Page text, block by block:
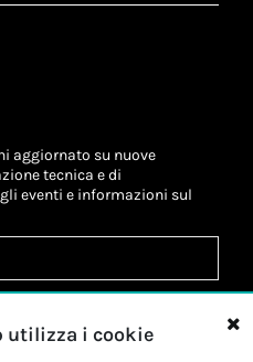
aggiornato su nuove
tecnica e di
eventi e informazioni sul
altrattamento dei miei dati
utilizza i cookie